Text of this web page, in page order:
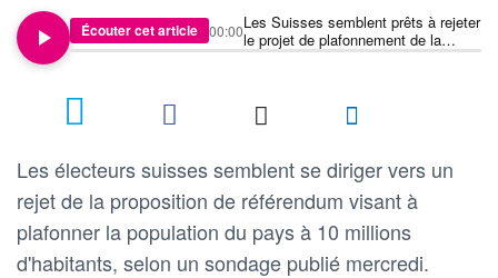
Écouter cet article
Les Suisses semblent prêts à rejeter
le projet de plafonnement de la
population à 10 millions d'habitants-
00:00
Les électeurs suisses semblent se diriger vers un
rejet de la proposition de référendum visant à
plafonner la population du pays à 10 millions
d'habitants, selon un sondage publié mercredi.